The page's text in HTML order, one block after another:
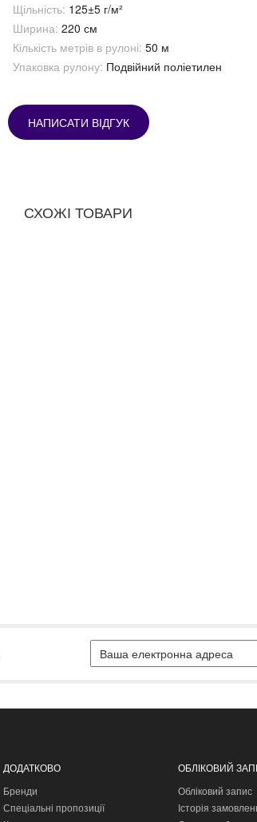
Щільність: 125±5 г/м²
Ширина: 220 см
Кількість метрів в рулоні: 50 м
Упаковка рулону: Подвійний поліетилен
НАПИСАТИ ВІДГУК
СХОЖІ ТОВАРИ
ДОДАТКОВО
Бренди
Спеціальні пропозиції
ОБЛІКОВИЙ
Обліковий запис
Історія